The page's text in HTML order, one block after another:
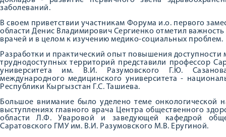
заболеваний.
В своем приветствии участникам Форума и.о. первого
области Денис Владимирович Сергиенко отметил
врачей и в целом к изучению медико-социальных проблем.
Разработки и практический опыт повышения
труднодоступных территорий представили профессор
университета им. В.И. Разумовского Г.Ю.
международного медицинского университета -
Республики Кыргызстан Г.С. Ташиева.
Большое внимание было уделено теме онкологической
выступлениях главного врача Центра общественного
области Л.Ф. Уваровой и заведующей кафедрой
Саратовского ГМУ им. В.И. Разумовского М.В. Еругиной.